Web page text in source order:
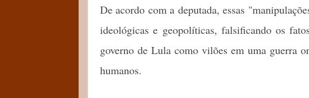
De acordo com a deputada, essas
ideológicas e geopolíticas, falsificando os
governo de Lula como vilões em uma guerra
humanos.